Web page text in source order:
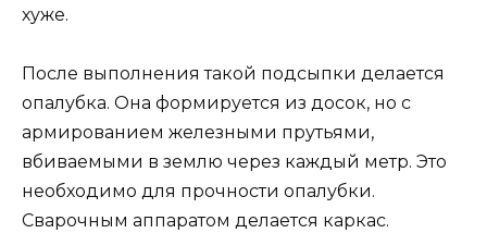
хуже.
После выполнения такой подсыпки делается
опалубка. Она формируется из досок, но с
армированием железными прутьями,
вбиваемыми в землю через каждый метр. Это
необходимо для прочности опалубки.
Сварочным аппаратом делается каркас.